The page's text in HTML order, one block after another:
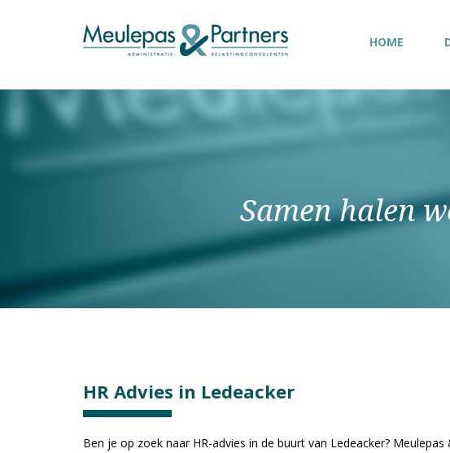
HOME
Samen halen
HR Advies in Ledeacker
Ben je op zoek naar HR-advies in de buurt van Ledeacker?